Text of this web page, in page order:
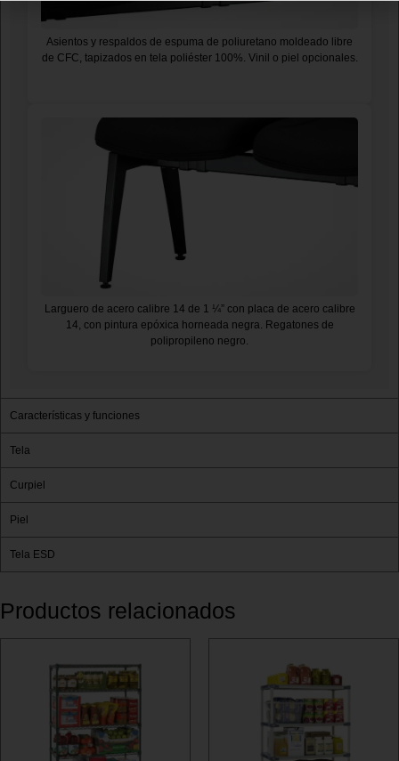
Asientos y respaldos de espuma de poliuretano moldeado libre
de CFC, tapizados en tela poliéster 100%. Vinil o piel opcionales.
Larguero de acero calibre 14 de 1 ¼” con placa de acero calibre
14, con pintura epóxica horneada negra. Regatones de
polipropileno negro.
Características y funciones
Tela
Curpiel
Piel
Tela ESD
Productos relacionados